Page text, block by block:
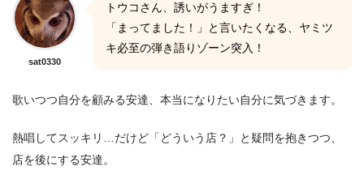
sat0330
トウコさん、誘いがうますぎ！
「まってました！」と言いたくなる、ヤミツ
キ必至の弾き語りゾーン突入！
歌いつつ自分を顧みる安達、本当になりたい自分に気づきます。
熱唱してスッキリ…だけど「どういう店？」と疑問を抱きつつ、
店を後にする安達。